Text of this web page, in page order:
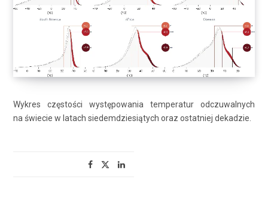
Wykres częstości występowania temperatur odczuwalnych
na świecie w latach siedemdziesiątych oraz ostatniej dekadzie.